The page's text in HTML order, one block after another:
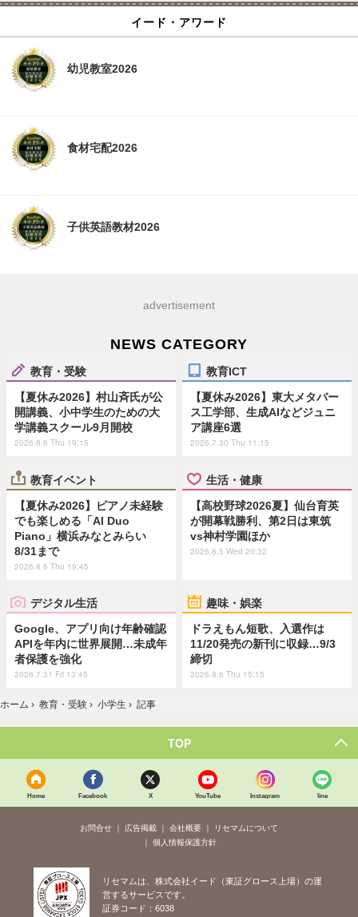
イード・アワード
幼児教室2026
食材宅配2026
子供英語教材2026
advertisement
NEWS CATEGORY
教育・受験
【夏休み2026】村山斉氏が公
開講義、小中学生のための大
学講義スクール9月開校
2026.8.6 Thu 19:15
教育ICT
【夏休み2026】東大メタバー
ス工学部、生成AIなどジュニ
ア講座6選
2026.7.30 Thu 11:15
教育イベント
【夏休み2026】ピアノ未経験
でも楽しめる「AI Duo
Piano」横浜みなとみらい
8/31まで
2026.8.6 Thu 19:45
生活・健康
【高校野球2026夏】仙台育英
が開幕戦勝利、第2日は東筑
vs神村学園ほか
2026.8.5 Wed 20:32
デジタル生活
Google、アプリ向け年齢確認
APIを年内に世界展開…未成年
者保護を強化
2026.7.31 Fri 13:45
趣味・娯楽
ドラえもん短歌、入選作は
11/20発売の新刊に収録…9/3
締切
2026.8.6 Thu 15:15
ホーム › 教育・受験 › 小学生 › 記事
TOP
Home Facebook X YouTube Instagram line
お問合せ 広告掲載 会社概要
リセマムについて
個人情報保護方針
リセマムは、株式会社イード（東証グロース上場）の運
営するサービスです。
証券コード：6038